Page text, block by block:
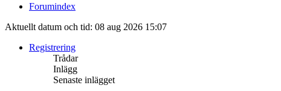
Forumindex
Aktuellt datum och tid: 08 aug 2026 15:07
Registrering
Trådar
Inlägg
Senaste inlägget